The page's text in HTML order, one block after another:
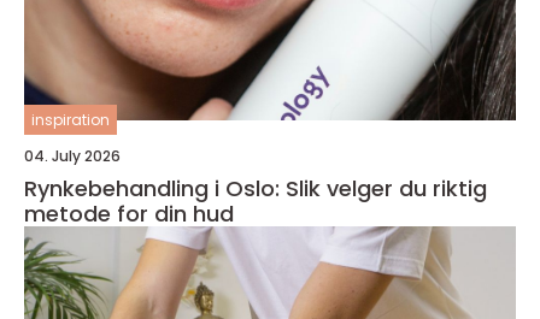
inspiration
04. July 2026
Rynkebehandling i Oslo: Slik velger du riktig
metode for din hud